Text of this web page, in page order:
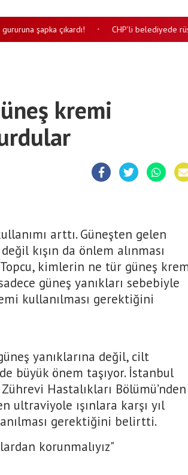
şapka çıkardı! • CHP’li belediyede rüşvet
kremi
arttı. Güneşten gelen
kışın da önlem alınması
kimlerin ne tür güneş
güneş yanıkları sebebiyle
kullanılması gerektiğini
yanıklarına değil, cilt
büyük önem taşıyor. İstanbul
Hastalıkları Bölümü’nden
ultraviyole ışınlara karşı yıl
gerektiğini belirtti.
korunmalıyız"